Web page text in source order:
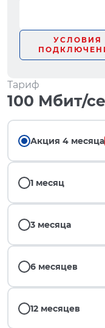
УСЛОВИЯ
Тариф
100 Мбит/
Акция 4 месяца
1 месяц
3 месяца
6 месяцев
12 месяцев